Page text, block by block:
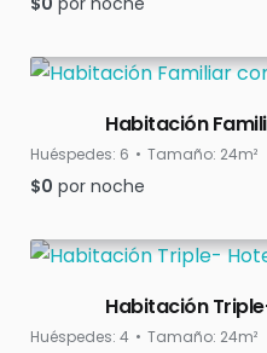
Habitación
Huéspedes: 6 Tamaño: 24m²
$0 por noche
Habitación
Huéspedes: 4 Tamaño: 24m²